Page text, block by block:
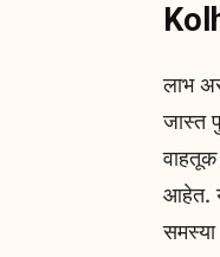
लाभ
जास्त
आहेत.